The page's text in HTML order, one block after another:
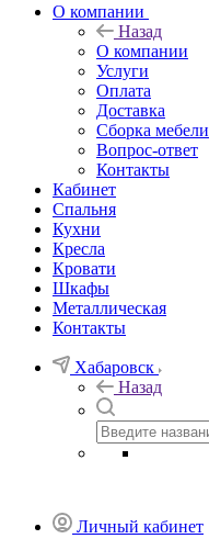
О компании
Назад
О компании
Услуги
Оплата
Доставка
Сборка мебели
Вопрос-ответ
Контакты
Кабинет
Спальня
Кухни
Кресла
Кровати
Шкафы
Металлическая
Контакты
Хабаровск
Назад
Личный кабинет